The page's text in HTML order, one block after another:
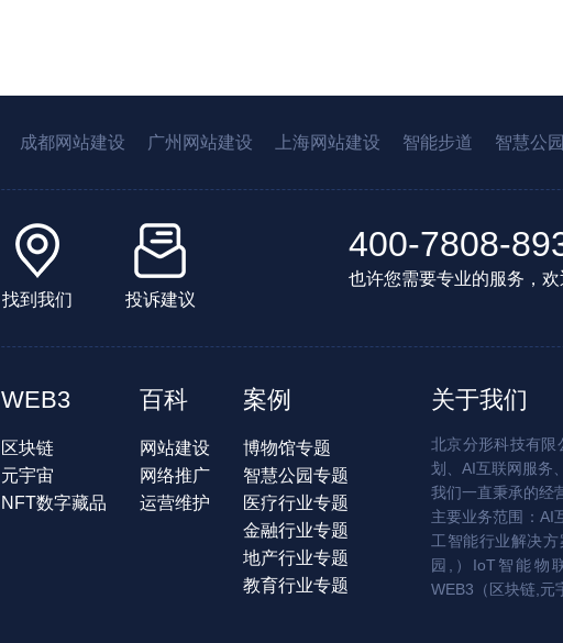
成都网站建设 广州网站建设 上海网站建设 智能步道 智慧公园
找到我们 投诉建议
400-7808-
也许您需要专业的服务，
WEB3
区块链
元宇宙
NFT数字藏品
百科
网站建设
网络推广
运营维护
案例
博物馆专题
智慧公园专题
医疗行业专题
金融行业专题
地产行业专题
教育行业专题
关于我们
北京分形科技有限
划、AI互联网服务
我们一直秉承的经
主要业务范围：AI
工智能行业解决
园,）IoT智能物
WEB3（区块链,元